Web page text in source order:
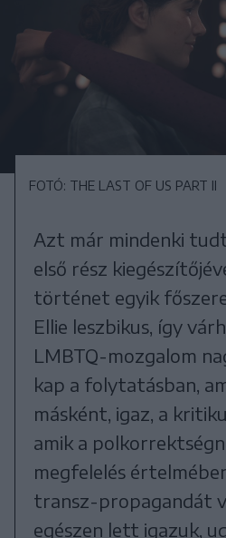
FOTÓ: THE LAST OF US PART II
Azt már mindenki
első rész
történet egyik
Ellie leszbikus, így
LMBTQ-mozgalom
kap a folytatásban,
másként, igaz, a
amik a
megfelelés
transz-propagandát
egészen lett igazuk,